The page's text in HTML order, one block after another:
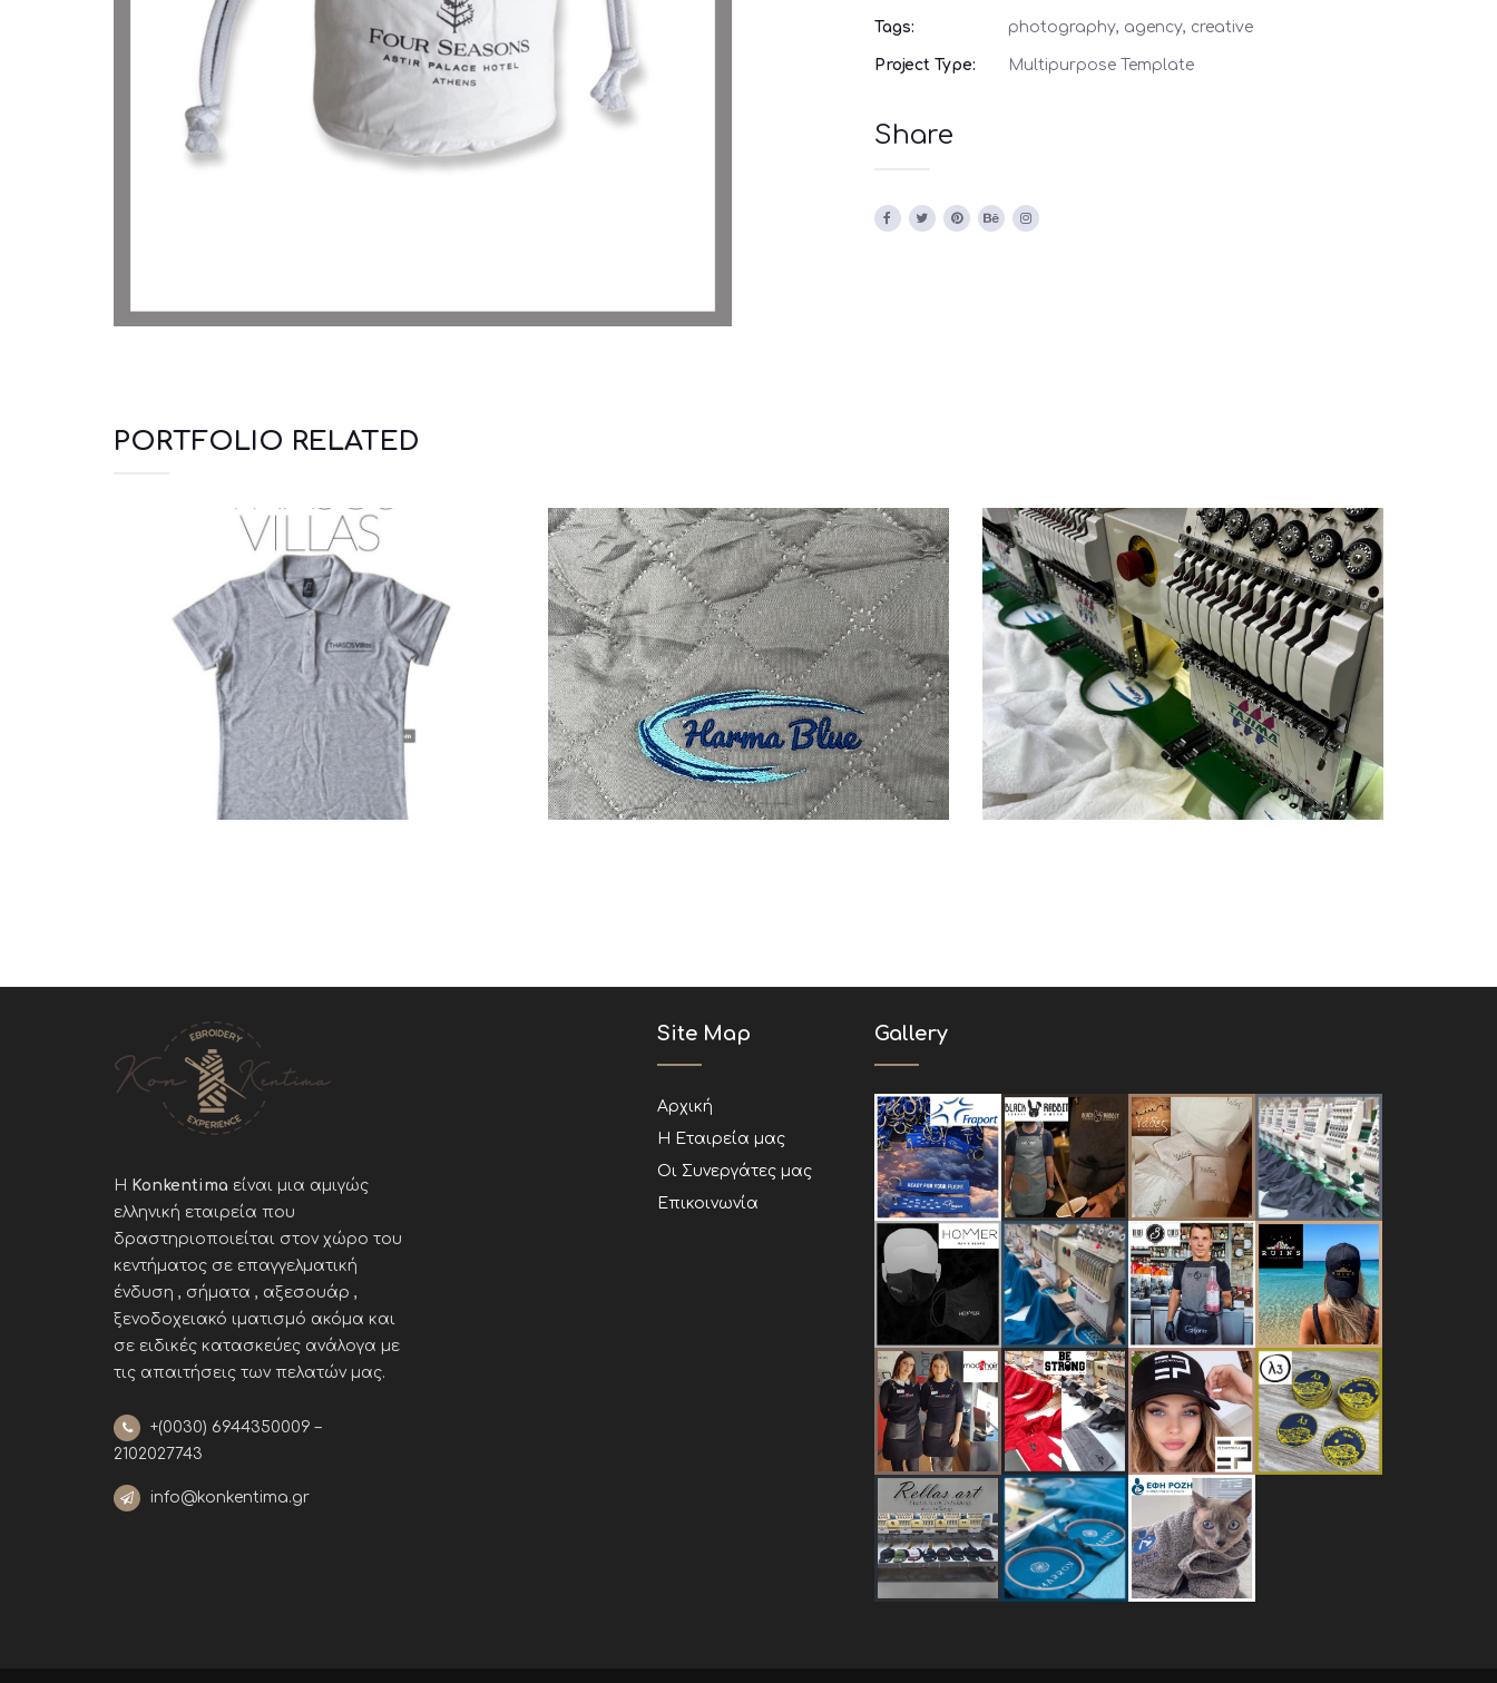
Tags: photography, agency, creative
Project Type: Multipurpose Template
Share
PORTFOLIO RELATED
Polo Ξενοδοχεία Κουβέρτες Ξενοδοχεία Ξενοδοχεία Πετσέτες
Η Konkentima είναι μια αμιγώς
ελληνική εταιρεία που
δραστηριοποιείται στον χώρο του
κεντήματος σε επαγγελματική
ένδυση , σήματα , αξεσουάρ ,
ξενοδοχειακό ιματισμό ακόμα και
σε ειδικές κατασκεύες ανάλογα με
τις απαιτήσεις των πελατών μας.
+(0030) 6944350009 –
2102027743
info@konkentima.gr
Site Map
Αρχική
Η Εταιρεία μας
Οι Συνεργάτες μας
Επικοινωνία
Gallery